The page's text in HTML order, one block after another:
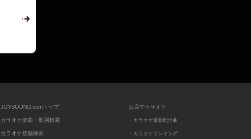
JOYSOUND.comトップ
カラオケ楽曲・歌詞検索
カラオケ店舗検索
お店でカラオケ
・カラオケ最新配信曲
・カラオケランキング